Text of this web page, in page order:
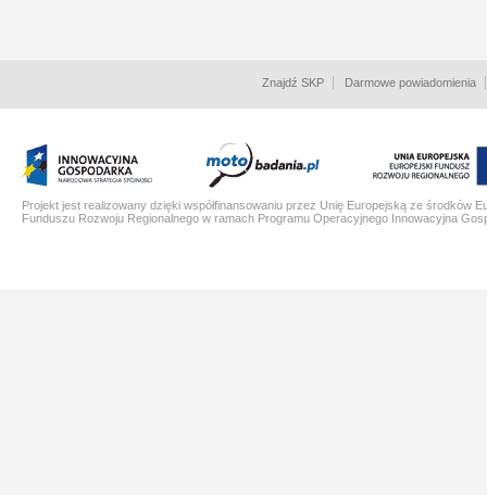
Znajdź SKP Darmowe powiadomienia
Projekt jest realizowany dzięki współfinansowaniu przez Unię Europejską ze środków
Funduszu Rozwoju Regionalnego w ramach Programu Operacyjnego Innowacyjna